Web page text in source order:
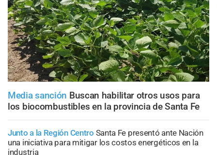
Media sanción Buscan habilitar otros usos para
los biocombustibles en la provincia de Santa Fe
Junto a la Región Centro Santa Fe presentó ante Nación
una iniciativa para mitigar los costos energéticos en la
industria